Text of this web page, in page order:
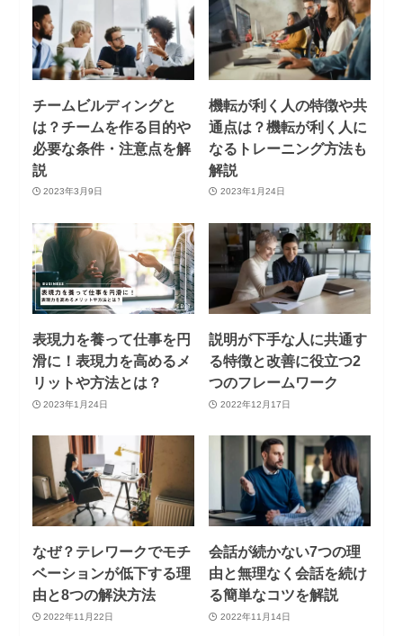
チームビルディングと
は？チームを作る目的や
必要な条件・注意点を解
説
2023年3月9日
機転が利く人の特徴や共
通点は？機転が利く人に
なるトレーニング方法も
解説
2023年1月24日
表現力を養って仕事を円
滑に！表現力を高めるメ
リットや方法とは？
2023年1月24日
説明が下手な人に共通す
る特徴と改善に役立つ2
つのフレームワーク
2022年12月17日
なぜ？テレワークでモチ
ベーションが低下する理
由と8つの解決方法
2022年11月22日
会話が続かない7つの理
由と無理なく会話を続け
る簡単なコツを解説
2022年11月14日